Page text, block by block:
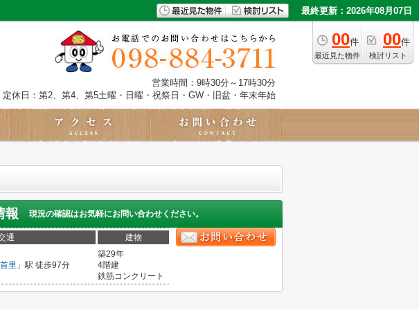
最終更新：2026年08月07日
00件
最近見た物件
00件
検討リスト
営業時間：9時30分～17時30分
定休日：第2、第4、第5土曜・日曜・祝祭日・GW・旧盆・年末年始
報 現況の確認はお気軽にお問い合わせください。
通 建物
首里 」駅 徒歩97分
築29年
4階建
鉄筋コンクリート